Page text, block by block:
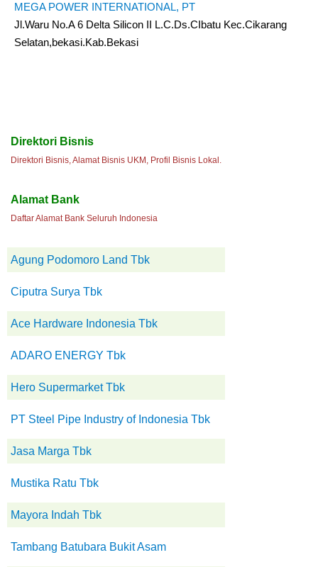
MEGA POWER INTERNATIONAL, PT
Jl.Waru No.A 6 Delta Silicon II L.C.Ds.CIbatu Kec.Cikarang
Selatan,bekasi.Kab.Bekasi
Direktori Bisnis
Direktori Bisnis, Alamat Bisnis UKM, Profil Bisnis Lokal.
Alamat Bank
Daftar Alamat Bank Seluruh Indonesia
Agung Podomoro Land Tbk
Ciputra Surya Tbk
Ace Hardware Indonesia Tbk
ADARO ENERGY Tbk
Hero Supermarket Tbk
PT Steel Pipe Industry of Indonesia Tbk
Jasa Marga Tbk
Mustika Ratu Tbk
Mayora Indah Tbk
Tambang Batubara Bukit Asam